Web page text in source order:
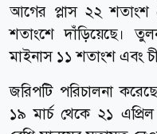
আগের প্লাস ২২ শতাংশ
শতাংশে দাঁড়িয়েছে।
মাইনাস ১১ শতাংশ এবং
জরিপটি পরিচালনা
১৯ মার্চ থেকে ২১